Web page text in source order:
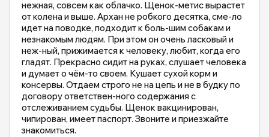
нежная, совсем как облачко. Щенок-метис вырастет
от колена и выше. Архан не робкого десятка, сме-ло
идет на поводке, подходит к боль-шим собакам и
незнакомым людям. При этом он очень ласковый и
неж-ный, прижимается к человеку, любит, когда его
гладят. Прекрасно сидит на руках, слушает человека
и думает о чём-то своем. Кушает сухой корм и
консервы. Отдаем строго не на цепь и не в будку по
договору ответствен-ного содержания с
отслеживанием судьбы. Щенок вакцинирован,
чипирован, имеет паспорт. Звоните и приезжайте
знакомиться.